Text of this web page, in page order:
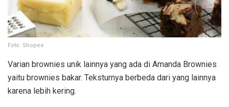
Foto: Shopee
Varian brownies unik lainnya yang ada di Amanda Brownies
yaitu brownies bakar. Teksturnya berbeda dari yang lainnya
karena lebih kering.